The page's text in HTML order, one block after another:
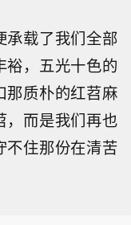
承载了我们全部
裕，五光十色的
那质朴的红苕麻
，而是我们再也
不住那份在清苦